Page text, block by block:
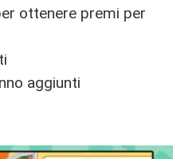
ottenere premi per
aggiunti